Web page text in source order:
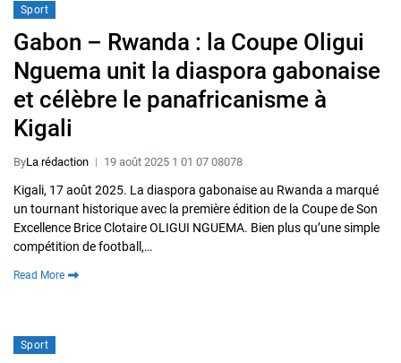
Sport
Gabon – Rwanda : la Coupe Oligui
Nguema unit la diaspora gabonaise
et célèbre le panafricanisme à
Kigali
ByLa rédaction 19 août 2025 1 01 07 08078
Kigali, 17 août 2025. La diaspora gabonaise au Rwanda a marqué
un tournant historique avec la première édition de la Coupe de Son
Excellence Brice Clotaire OLIGUI NGUEMA. Bien plus qu’une simple
compétition de football,…
Read More
Sport